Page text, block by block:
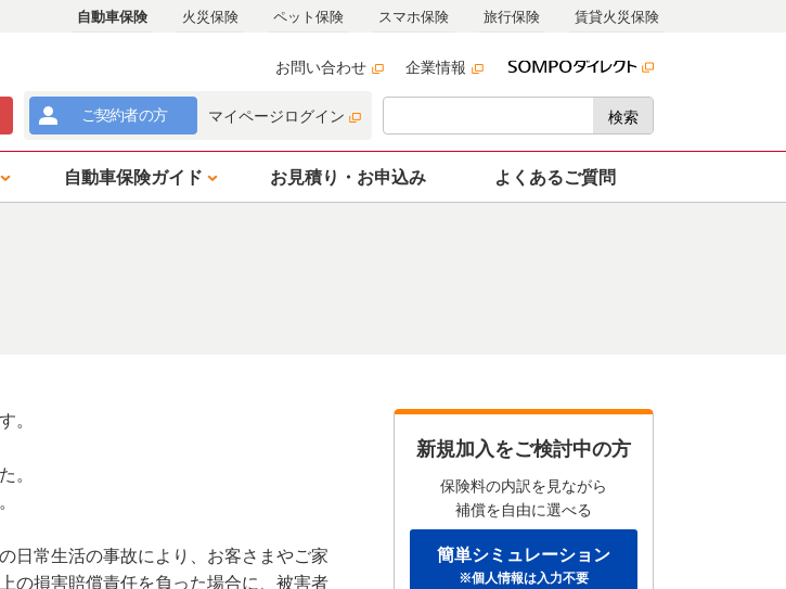
ご契約者の方 マイページログイン
自動車保険ガイド お見積り・ お申込み よくあるご質問
自動車保険 火災保険 ペット保険 スマホ保険 旅行保険 賃貸火災保険
検索
お問い合わせ 企業情報
。
。
日常生活の事故により、お客さまやご家
の損害賠償責任を負った場合に、被害者
新規加入をご検討中の方
保険料の内訳を見ながら
補償を自由に選べる
簡単シミュレーション
※個人情報は入力不要